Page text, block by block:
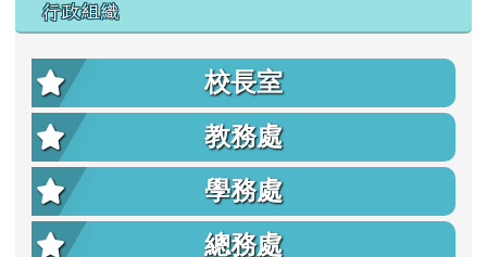
行政組織
校長室
教務處
學務處
總務處